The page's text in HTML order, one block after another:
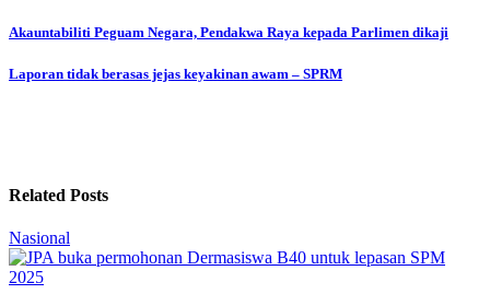
Post
navigation
Akauntabiliti Peguam Negara, Pendakwa Raya kepada Parlimen dikaji
Laporan tidak berasas jejas keyakinan awam – SPRM
Related Posts
Nasional